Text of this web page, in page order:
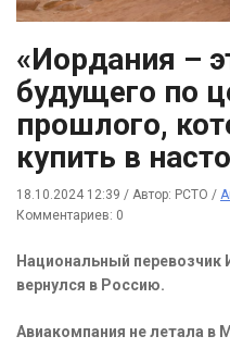
«Иордания –
будущего по
прошлого,
купить в
18.10.2024 12:39 / Автор: РСТО /
Комментариев: 0
Национальный перевозчик
вернулся в Россию.
Авиакомпания не летала в